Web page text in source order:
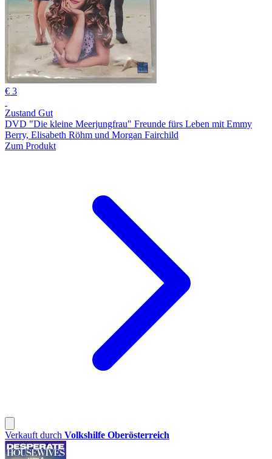
€ 3
Zustand Gut
DVD "Die kleine Meerjungfrau" Freunde fürs Leben mit Emmy
Berry, Elisabeth Röhm und Morgan Fairchild
Zum Produkt
Verkauft durch Volkshilfe Oberösterreich